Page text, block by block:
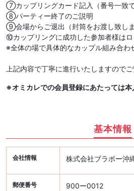
⑦カップリングカード記入（番号一致で
⑧パーティー終了のご説明
⑨会場からご退出（封筒をお渡し致しま
⑩カップリングに成功した参加者様は
※全体の場で具体的なカップル組み合わ
上記内容で丁寧に進行いたしますのでご
※オミカレでの会員登録にあたっては本
基本情報
会社情報 株式会社ブラボー沖
郵便番号 900ー0012